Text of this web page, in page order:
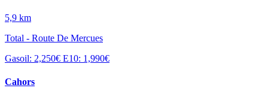
5,9 km
Total - Route De Mercues
Gasoil: 2,250€ E10: 1,990€
Cahors